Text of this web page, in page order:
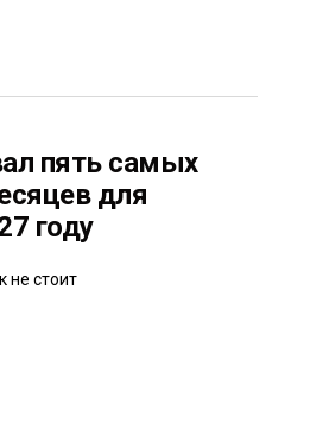
пять самых
для
году
не стоит